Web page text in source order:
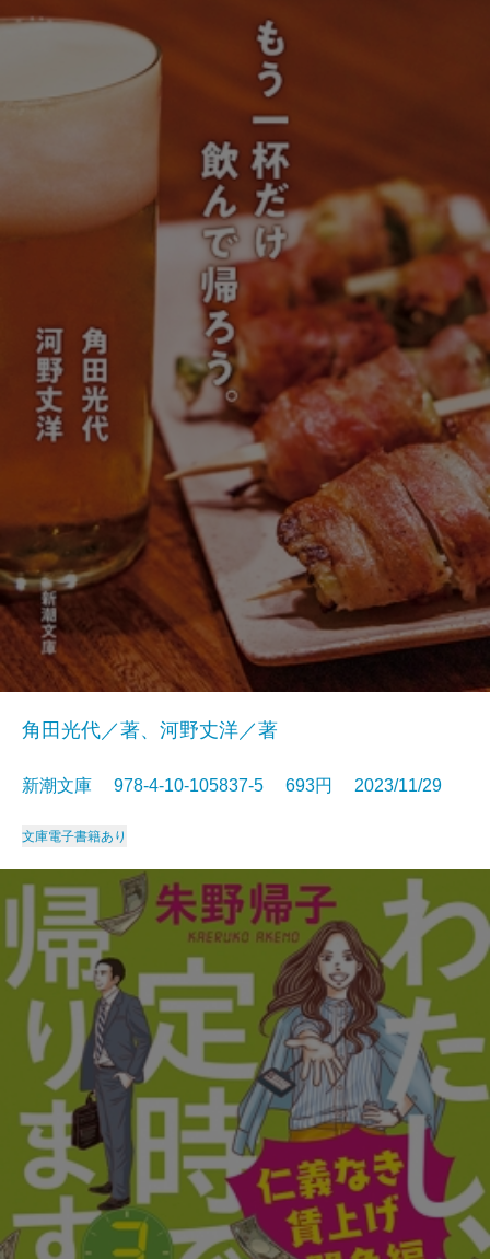
角田光代／著、河野丈洋／著
新潮文庫 978-4-10-105837-5 693円 2023/11/29
文庫電子書籍あり